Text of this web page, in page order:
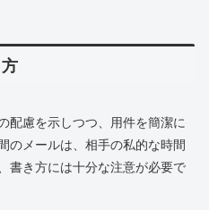
配慮を示しつつ、用件を簡潔に
のメールは、相手の私的な時間
書き方には十分な注意が必要で